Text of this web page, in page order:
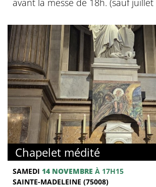
avant la messe de 18h. (sauf
Chapelet médité
SAMEDI 14 NOVEMBRE À 17H15
SAINTE-MADELEINE (75008)